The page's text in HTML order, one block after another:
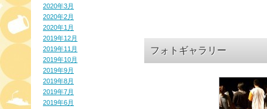
2020年3月
2020年2月
2020年1月
2019年12月
2019年11月
2019年10月
2019年9月
2019年8月
2019年7月
2019年6月
フォトギャラリー